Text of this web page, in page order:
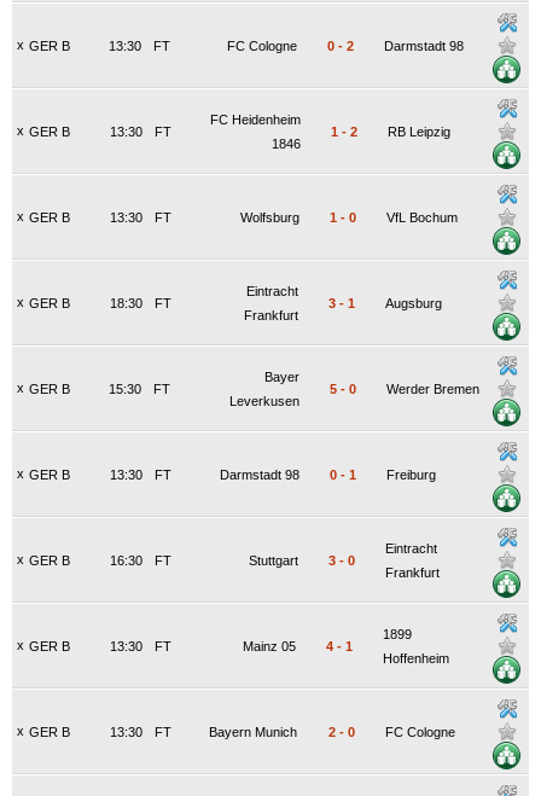
x GER B FT
13:30 FC Cologne 0 - 2 Darmstadt 98
x GER B FT
13:30
FC Heidenheim
1846
1 - 2 RB Leipzig
x GER B FT
13:30 Wolfsburg 1 - 0 VfL Bochum
x GER B FT
18:30
Eintracht
Frankfurt
3 - 1 Augsburg
x GER B FT
15:30
Bayer
Leverkusen
5 - 0 Werder Bremen
x GER B FT
13:30 Darmstadt 98 0 - 1 Freiburg
x GER B FT
16:30 Stuttgart 3 - 0
Eintracht
Frankfurt
x GER B FT
13:30 Mainz 05 4 - 1
1899
Hoffenheim
x GER B FT
13:30 Bayern Munich 2 - 0 FC Cologne